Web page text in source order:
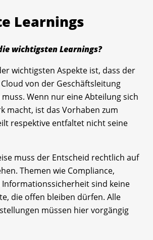
Learnings
wichtigsten Learnings?
wichtigsten Aspekte ist, dass der
von der Geschäftsleitung
Wenn nur eine Abteilung sich
macht, ist das Vorhaben zum
respektive entfaltet nicht seine
muss der Entscheid rechtlich auf
Themen wie Compliance,
sind keine
die offen bleiben dürfen. Alle
müssen hier vorgängig